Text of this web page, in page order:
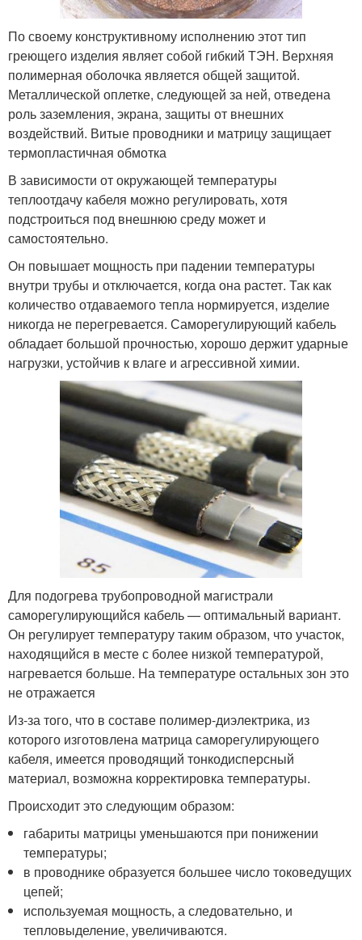
По своему конструктивному исполнению этот тип
греющего изделия являет собой гибкий ТЭН. Верхняя
полимерная оболочка является общей защитой.
Металлической оплетке, следующей за ней, отведена
роль заземления, экрана, защиты от внешних
воздействий. Витые проводники и матрицу защищает
термопластичная обмотка
В зависимости от окружающей температуры
теплоотдачу кабеля можно регулировать, хотя
подстроиться под внешнюю среду может и
самостоятельно.
Он повышает мощность при падении температуры
внутри трубы и отключается, когда она растет. Так как
количество отдаваемого тепла нормируется, изделие
никогда не перегревается. Саморегулирующий кабель
обладает большой прочностью, хорошо держит ударные
нагрузки, устойчив к влаге и агрессивной химии.
Для подогрева трубопроводной магистрали
саморегулирующийся кабель — оптимальный вариант.
Он регулирует температуру таким образом, что участок,
находящийся в месте с более низкой температурой,
нагревается больше. На температуре остальных зон это
не отражается
Из-за того, что в составе полимер-диэлектрика, из
которого изготовлена матрица саморегулирующего
кабеля, имеется проводящий тонкодисперсный
материал, возможна корректировка температуры.
Происходит это следующим образом:
габариты матрицы уменьшаются при понижении
температуры;
в проводнике образуется большее число токоведущих
цепей;
используемая мощность, а следовательно, и
тепловыделение, увеличиваются.